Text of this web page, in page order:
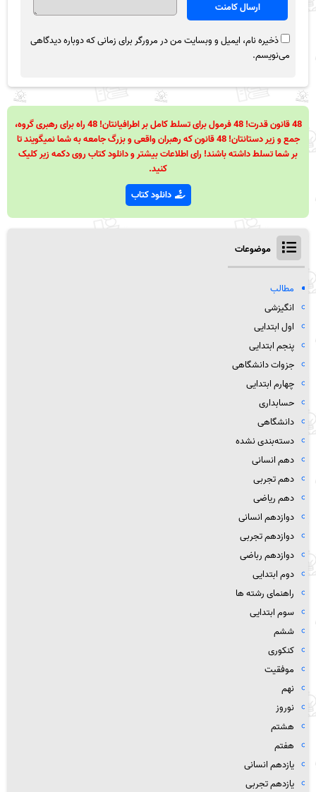
ذخیره نام، ایمیل و وبسایت من در مرورگر برای زمانی که دوباره دیدگاهی
می‌نویسم.
48 قانون قدرت! 48 فرمول برای تسلط کامل بر اطرافیانتان! 48 راه برای رهبری گروه،
جمع و زیر دستانتان! 48 قانون که رهبران واقعی و بزرگ جامعه به شما نمیگویند تا
بر شما تسلط داشته باشند! رای اطلاعات بیشتر و دانلود کتاب روی دکمه زیر کلیک
کنید.
دانلود کتاب
موضوعات
مطالب
انگیزشی
اول ابتدایی
پنجم ابتدایی
جزوات دانشگاهی
چهارم ابتدایی
حسابداری
دانشگاهی
دسته‌بندی نشده
دهم انسانی
دهم تجربی
دهم ریاضی
دوازدهم انسانی
دوازدهم تجربی
دوازدهم رباضی
دوم ابتدایی
راهنمای رشته ها
سوم ابتدایی
ششم
کنکوری
موفقیت
نهم
نوروز
هشتم
هفتم
یازدهم انسانی
یازدهم تجربی